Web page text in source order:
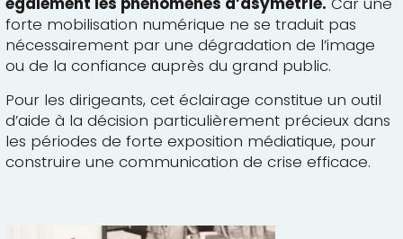
forte mobilisation numérique ne se traduit pas
nécessairement par une dégradation de l’image
ou de la confiance auprès du grand public.
Pour les dirigeants, cet éclairage constitue un outil
d’aide à la décision particulièrement précieux dans
les périodes de forte exposition médiatique, pour
construire une communication de crise efficace.